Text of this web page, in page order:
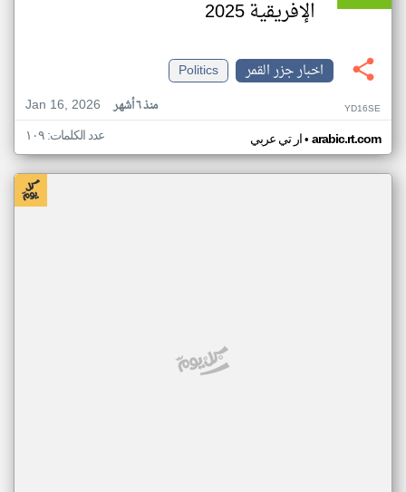
الإفريقية 2025
اخبار جزر القمر
Politics
Jan 16, 2026
منذ ٦ أشهر YD16SE
ار تي عربي• arabic.rt.com عدد الكلمات: ١٠٩